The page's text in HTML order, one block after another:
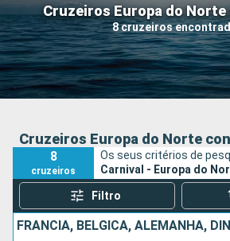
Cruzeiros Europa do Norte
8 cruzeiros
Quando ir?
Data de partida
Cidades
Cruzeiros Europa do Norte
8
cruzeiros
Os seus critérios de
Carnival - Europa do
Filtro